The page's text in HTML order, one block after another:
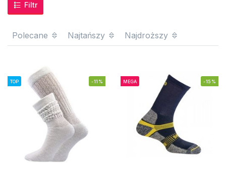
Filtr
Polecane Najtańszy Najdroższy
TOP -11% MEGA -15%